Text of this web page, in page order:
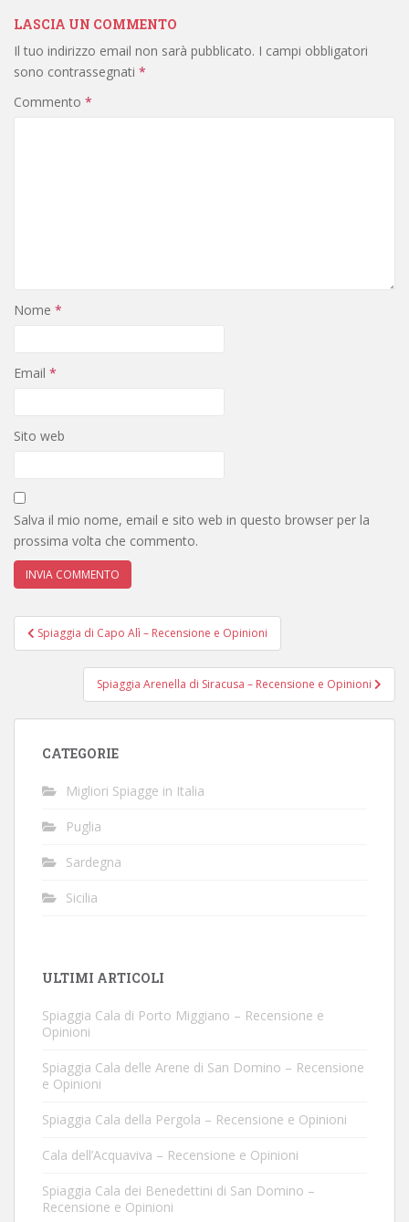
LASCIA UN COMMENTO
Il tuo indirizzo email non sarà pubblicato. I campi obbligatori
sono contrassegnati *
Commento *
Nome *
Email *
Sito web
Salva il mio nome, email e sito web in questo browser per la
prossima volta che commento.
Navigazione
articoli
Spiaggia di Capo Alì – Recensione e Opinioni
Spiaggia Arenella di Siracusa – Recensione e Opinioni
CATEGORIE
Migliori Spiagge in Italia
Puglia
Sardegna
Sicilia
ULTIMI ARTICOLI
Spiaggia Cala di Porto Miggiano – Recensione e
Opinioni
Spiaggia Cala delle Arene di San Domino – Recensione
e Opinioni
Spiaggia Cala della Pergola – Recensione e Opinioni
Cala dell’Acquaviva – Recensione e Opinioni
Spiaggia Cala dei Benedettini di San Domino –
Recensione e Opinioni